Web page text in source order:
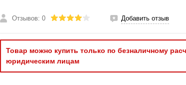
Отзывов: 0 Добавить отзыв
Товар можно купить только по безналичному
юридическим лицам